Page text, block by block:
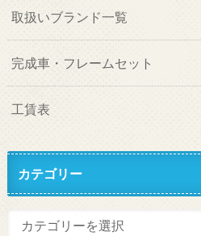
取扱いブランド一覧
完成車・フレームセット
工賃表
カテゴリー